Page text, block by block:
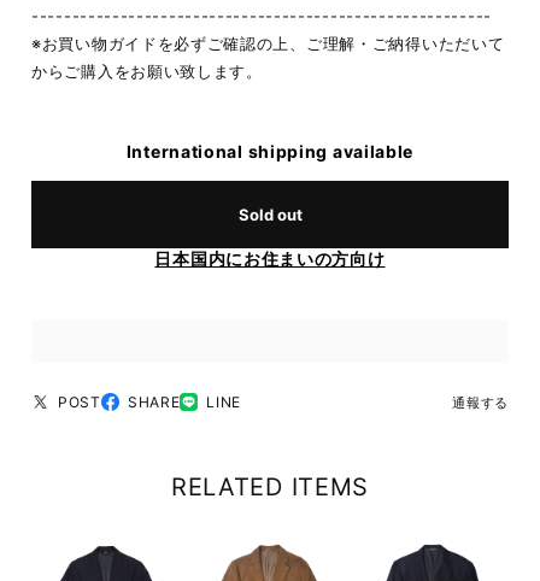
---------------------------------------------------------
※お買い物ガイドを必ずご確認の上、ご理解・ご納得いただいて
からご購入をお願い致します。
International shipping available
Sold out
日本国内にお住まいの方向け
POST SHARE LINE 通報する
RELATED ITEMS